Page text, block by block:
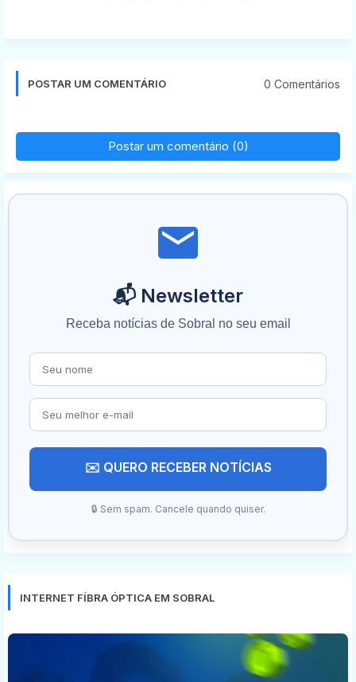
POSTAR UM COMENTÁRIO 0 Comentários
Postar um comentário (0)
📬 Newsletter
Receba notícias de Sobral no seu email
✉️ QUERO RECEBER NOTÍCIAS
🔒 Sem spam. Cancele quando quiser.
INTERNET FÍBRA ÓPTICA EM SOBRAL